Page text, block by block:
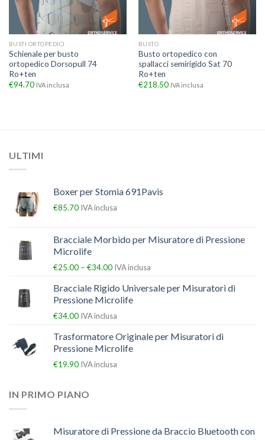
BUSTI ORTOPEDICI
Schienale per busto
ortopedico Dorsopull 74
Ro+ten
€94.70 IVA inclusa
BUSTO
Busto ortopedico con
spallacci semirigido Sat 70
Ro+ten
€218.50 IVA inclusa
ULTIMI
Boxer per Stomia 691Pavis
€85.70 IVA inclusa
Bracciale Morbido per Misuratore di Pressione
Microlife
€25.00 – €34.00 IVA inclusa
Bracciale Rigido Universale per Misuratori di
Pressione Microlife
€34.00 IVA inclusa
Trasformatore Originale per Misuratori di
Pressione Microlife
€19.90 IVA inclusa
IN PRIMO PIANO
Misuratore di Pressione da Braccio Bluetooth con